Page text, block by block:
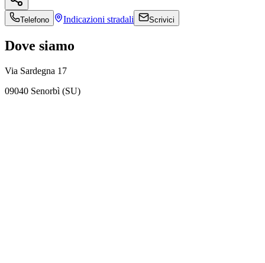
Telefono Indicazioni stradali Scrivici
Dove siamo
Via Sardegna 17
09040 Senorbì (SU)